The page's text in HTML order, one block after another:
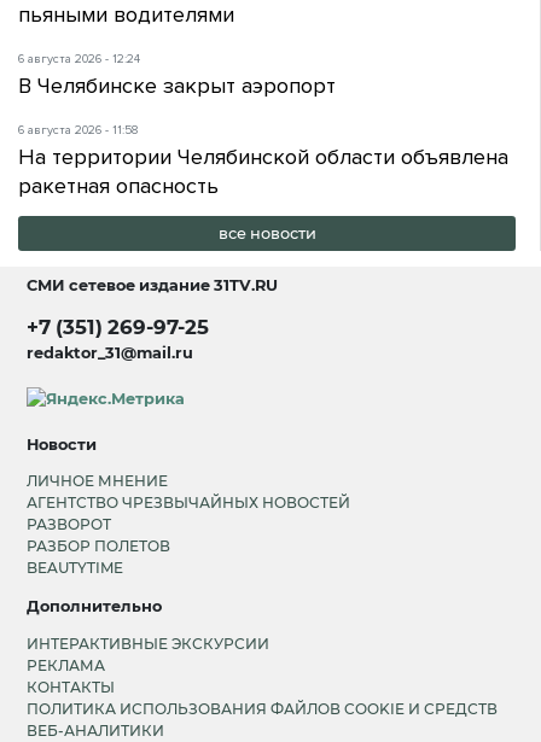
пьяными водителями
6 августа 2026 - 12:24
В Челябинске закрыт аэропорт
6 августа 2026 - 11:58
На территории Челябинской области объявлена
ракетная опасность
все новости
СМИ сетевое издание31TV.RU
+7 (351) 269-97-25
redaktor_31@mail.ru
Новости
ЛИЧНОЕ МНЕНИЕ
АГЕНТСТВО ЧРЕЗВЫЧАЙНЫХ НОВОСТЕЙ
РАЗВОРОТ
РАЗБОР ПОЛЕТОВ
BEAUTYTIME
Дополнительно
ИНТЕРАКТИВНЫЕ ЭКСКУРСИИ
РЕКЛАМА
КОНТАКТЫ
ПОЛИТИКА ИСПОЛЬЗОВАНИЯ ФАЙЛОВ COOKIE И СРЕДСТВ
ВЕБ-АНАЛИТИКИ